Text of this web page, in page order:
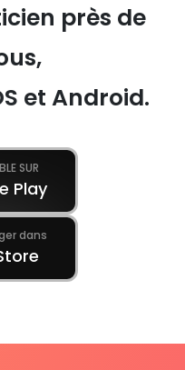
près de
et Android.
SUR
Play
dans